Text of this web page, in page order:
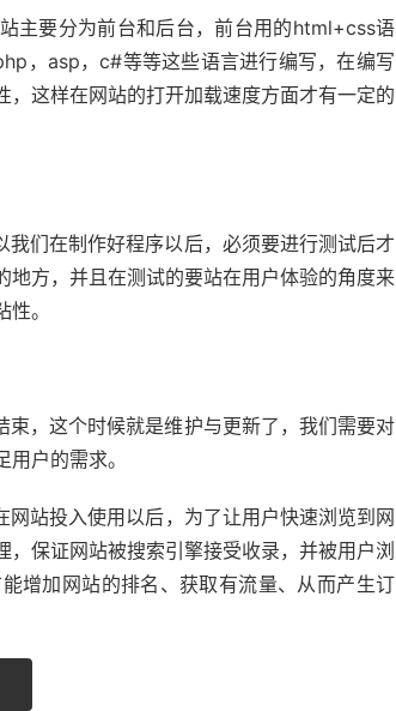
主要分为前台和后台，前台用的html+css语
，asp，c#等等这些语言进行编写，在编写
这样在网站的打开加载速度方面才有一定的
们在制作好程序以后，必须要进行测试后才
方，并且在测试的要站在用户体验的角度来
。
，这个时候就是维护与更新了，我们需要对
户的需求。
站投入使用以后，为了让用户快速浏览到网
保证网站被搜索引擎接受收录，并被用户浏
增加网站的排名、获取有流量、从而产生订